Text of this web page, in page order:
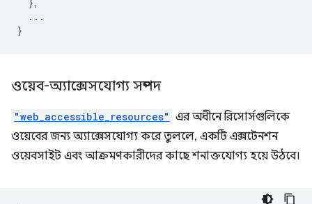
...
}
ওয়েব-অ্যাক্সেসযোগ্য সম্পদ
"web_accessible_resources" এর অধীনে রিসোর্সগুলিকে
ওয়েবের জন্য অ্যাক্সেসযোগ্য করে তুললে, একটি এক্সটেনশন
ওয়েবসাইট এবং আক্রমণকারীদের কাছে শনাক্তযোগ্য হয়ে উঠবে।